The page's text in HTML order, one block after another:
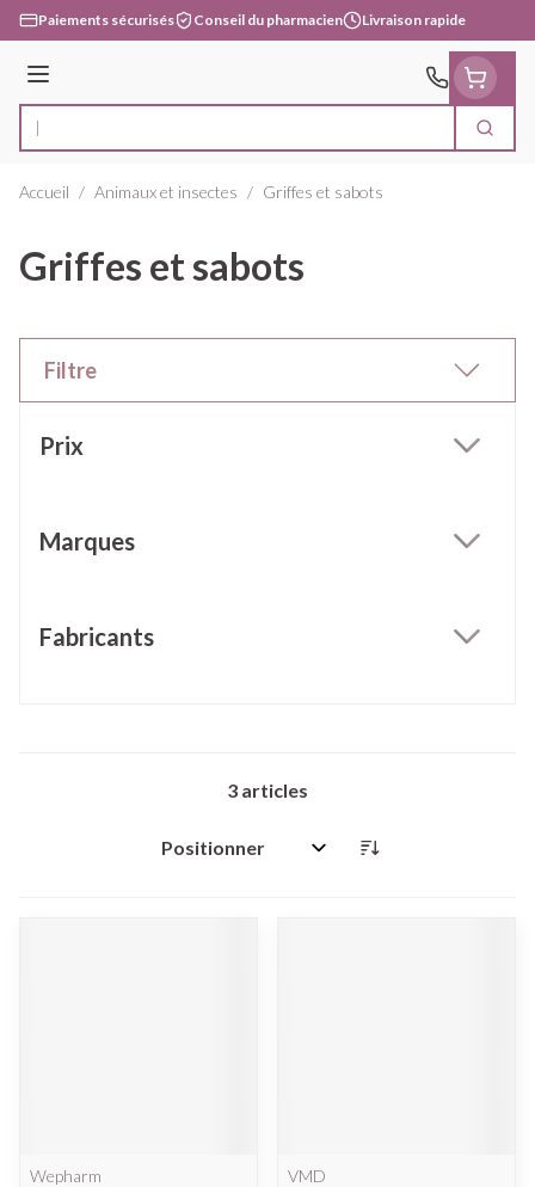
Aller au contenu
Paiements sécurisés Conseil du pharmacien Livraison rapide
Menu
Rechercher
Accueil / Animaux et insectes / Griffes et sabots
Griffes et sabots
Filtre
Prix
Marques
Fabricants
3 articles
Trier par:
Wepharm
VMD